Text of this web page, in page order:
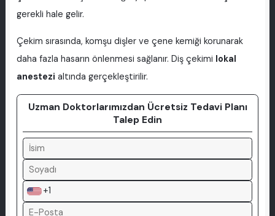
gerekli hale gelir.
Çekim sırasında, komşu dişler ve çene kemiği korunarak
daha fazla hasarın önlenmesi sağlanır. Diş çekimi lokal
anestezi altında gerçekleştirilir.
Uzman Doktorlarımızdan Ücretsiz Tedavi Planı
Talep Edin
+1